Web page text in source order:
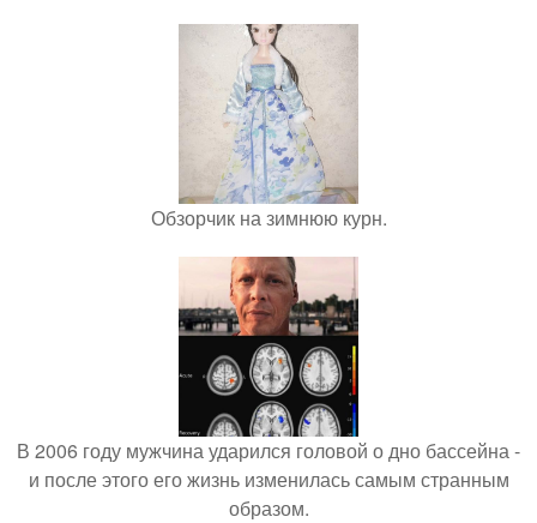
Обзорчик на зимнюю курн.
В 2006 году мужчина ударился головой о дно бассейна -
и после этого его жизнь изменилась самым странным
образом.